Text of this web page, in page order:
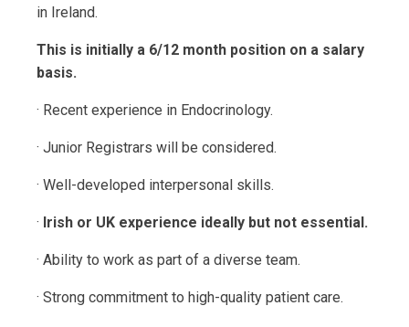
in Ireland.
This is initially a 6/12 month position on a salary
basis.
· Recent experience in Endocrinology.
· Junior Registrars will be considered.
· Well-developed interpersonal skills.
· Irish or UK experience ideally but not essential.
· Ability to work as part of a diverse team.
· Strong commitment to high-quality patient care.